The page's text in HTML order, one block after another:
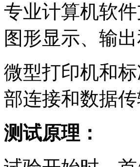
专业计算机软
图形显示、输
微型打印机和
部连接和数据
测试原理：